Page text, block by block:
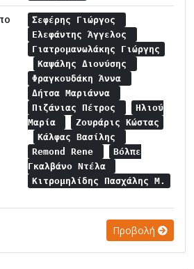
Σεφέρης Γιώργος
Ελεφάντης Άγγελος
Γιατρομανωλάκης Γιώργης
Καψάλης Διονύσης
Φραγκουδάκη Άννα
Δήτσα Μαριάννα
Πιζάνιας Πέτρος
Ηλιού
Μαρία
Ζουράρις Κώστας
Κάλφας Βασίλης
Remond Rene
Βόλπε
Γκαλβάνο Ντέλα
Κιτρομηλίδης Πασχάλης Μ.
Προβολή